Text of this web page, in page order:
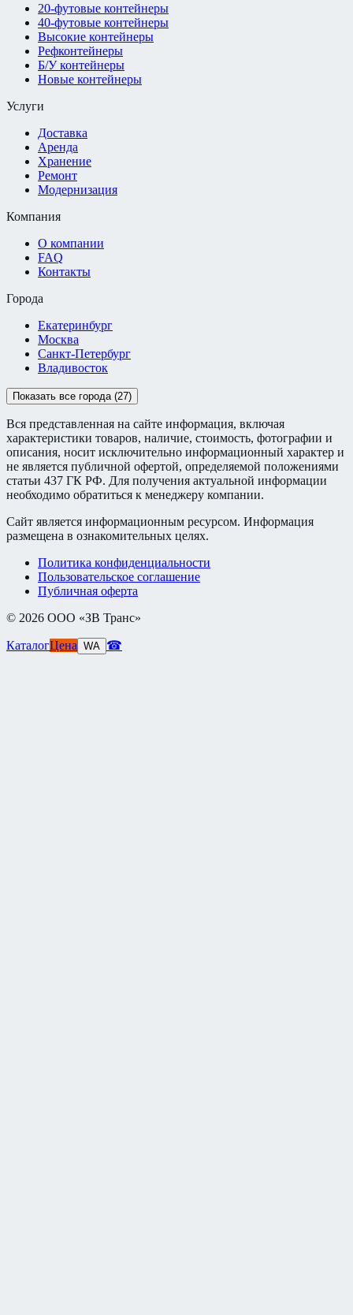
20-футовые контейнеры
40-футовые контейнеры
Высокие контейнеры
Рефконтейнеры
Б/У контейнеры
Новые контейнеры
Услуги
Доставка
Аренда
Хранение
Ремонт
Модернизация
Компания
О компании
FAQ
Контакты
Города
Екатеринбург
Москва
Санкт-Петербург
Владивосток
Показать все города (27)
Вся представленная на сайте информация, включая
характеристики товаров, наличие, стоимость, фотографии и
описания, носит исключительно информационный характер и
не является публичной офертой, определяемой положениями
статьи 437 ГК РФ. Для получения актуальной информации
необходимо обратиться к менеджеру компании.
Сайт является информационным ресурсом. Информация
размещена в ознакомительных целях.
Политика конфиденциальности
Пользовательское соглашение
Публичная оферта
© 2026 ООО «ЗВ Транс»
КаталогЦена WA ☎